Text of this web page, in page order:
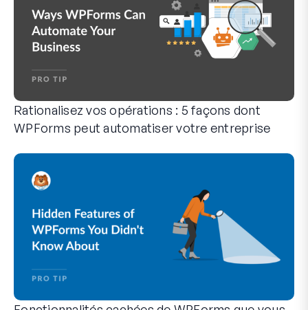
Rationalisez vos opérations : 5 façons dont
WPForms peut automatiser votre entreprise